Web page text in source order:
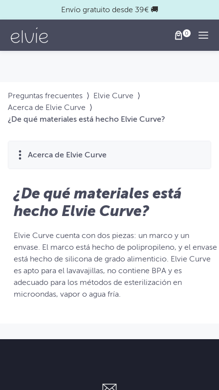
Envío gratuito desde 39€ 🚚
Preguntas frecuentes ⟩ Elvie Curve ⟩
Acerca de Elvie Curve ⟩
¿De qué materiales está hecho Elvie Curve?
Acerca de Elvie Curve
¿De qué materiales está
hecho Elvie Curve?
Elvie Curve cuenta con dos piezas: un marco y un
envase. El marco está hecho de polipropileno, y el envase
está hecho de silicona de grado alimenticio. Elvie Curve
es apto para el lavavajillas, no contiene BPA y es
adecuado para los métodos de esterilización en
microondas, vapor o agua fría.